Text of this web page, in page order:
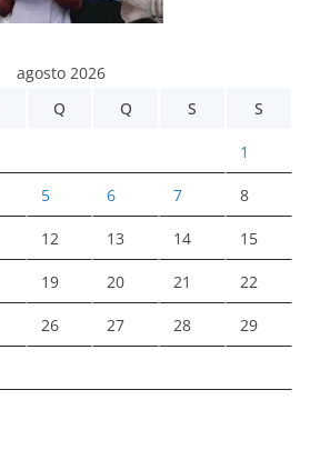
agosto 2026
Q Q S S
1
5 6 7 8
12 13 14 15
19 20 21 22
26 27 28 29